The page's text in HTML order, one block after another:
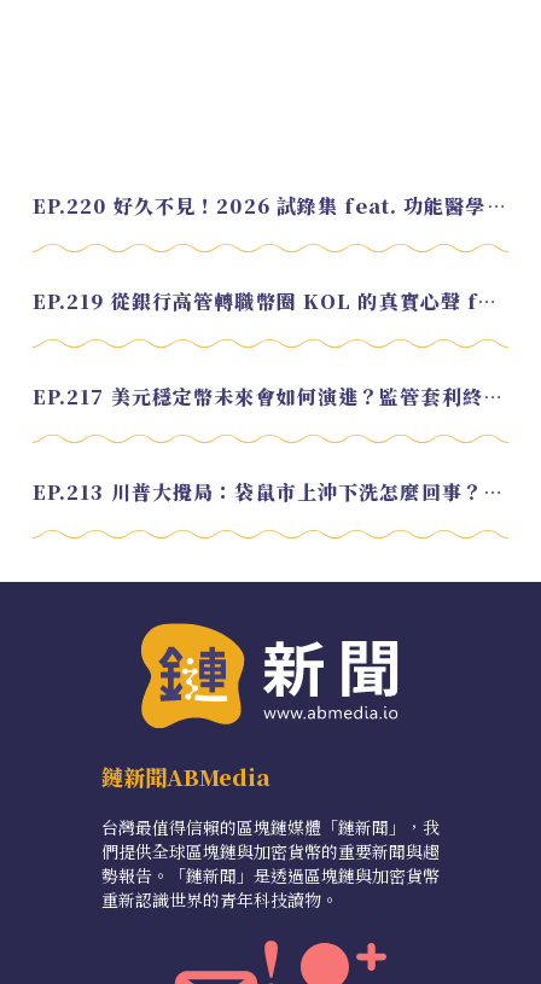
EP.220 好久不見！2026 試錄集 feat. 功能醫學營養師 美寶
EP.219 從銀行高管轉職幣圈 KOL 的真實心聲 feat.龜大
EP.217 美元穩定幣未來會如何演進？監管套利終將收斂？feat. 研究員 余哲安
EP.213 川普大攪局：袋鼠市上沖下洗怎麼回事？feat. Alvin
鏈新聞ABMedia
台灣最值得信賴的區塊鏈媒體「鏈新聞」，我
們提供全球區塊鏈與加密貨幣的重要新聞與趨
勢報告。「鏈新聞」是透過區塊鏈與加密貨幣
重新認識世界的青年科技讀物。